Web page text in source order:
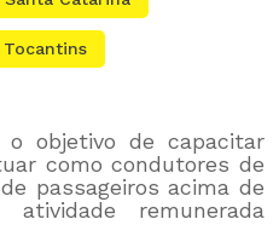
Tocantins
objetivo de capacitar
como condutores de
passageiros acima de
remunerada